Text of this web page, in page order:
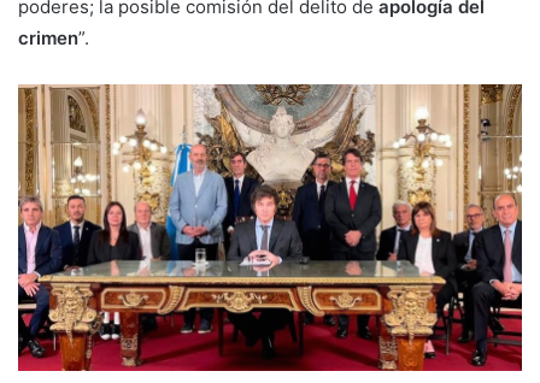
poderes; la posible comisión del delito de apología del
crimen”.